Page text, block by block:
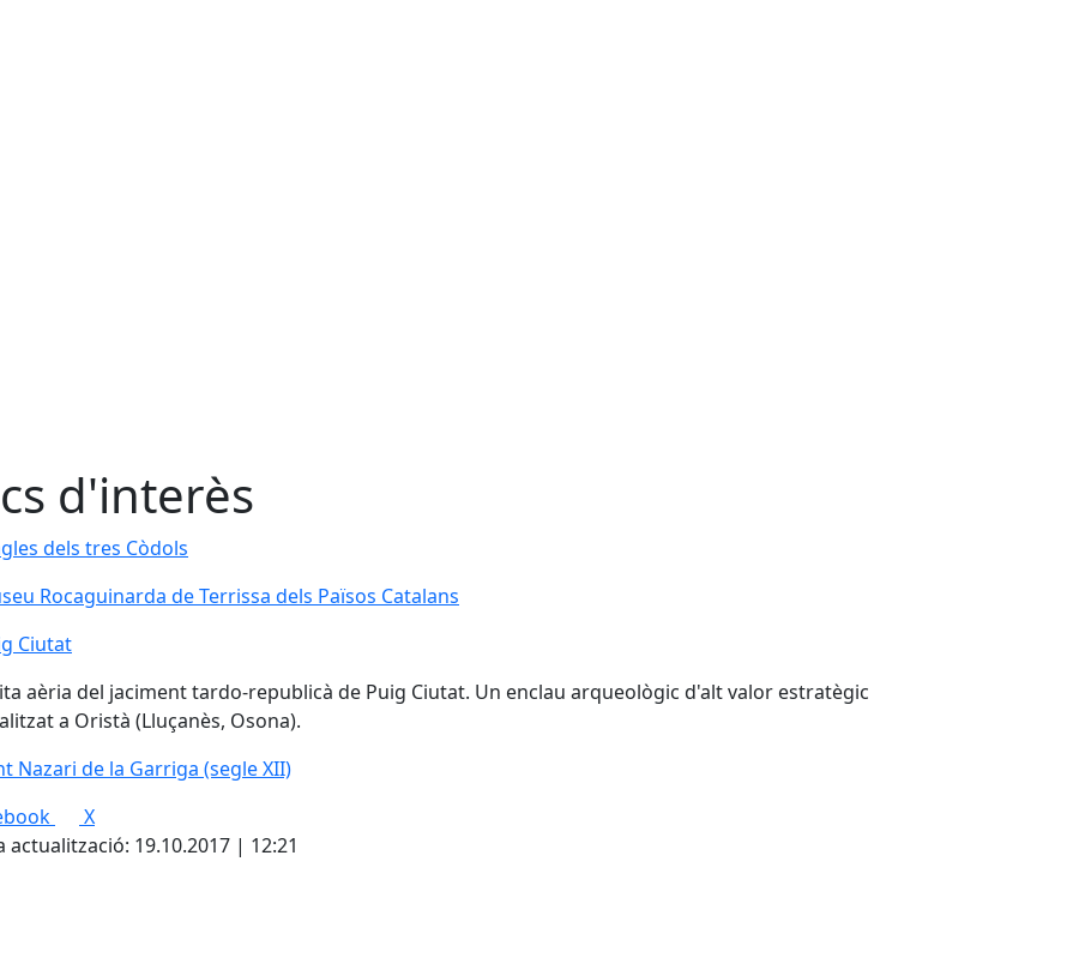
d'interès
dels tres Còdols
dels tres Còdols
Rocaguinarda de Terrissa dels Països Catalans
Rocaguinarda de Terrissa dels Països Catalans
Ciutat
Ciutat
aèria del jaciment tardo-republicà de Puig Ciutat. Un enclau arqueològic d'alt valor estratègic
a Oristà (Lluçanès, Osona).
Nazari de la Garriga (segle XII)
Nazari de la Garriga (segle XII)
X
actualització: 19.10.2017 | 12:21